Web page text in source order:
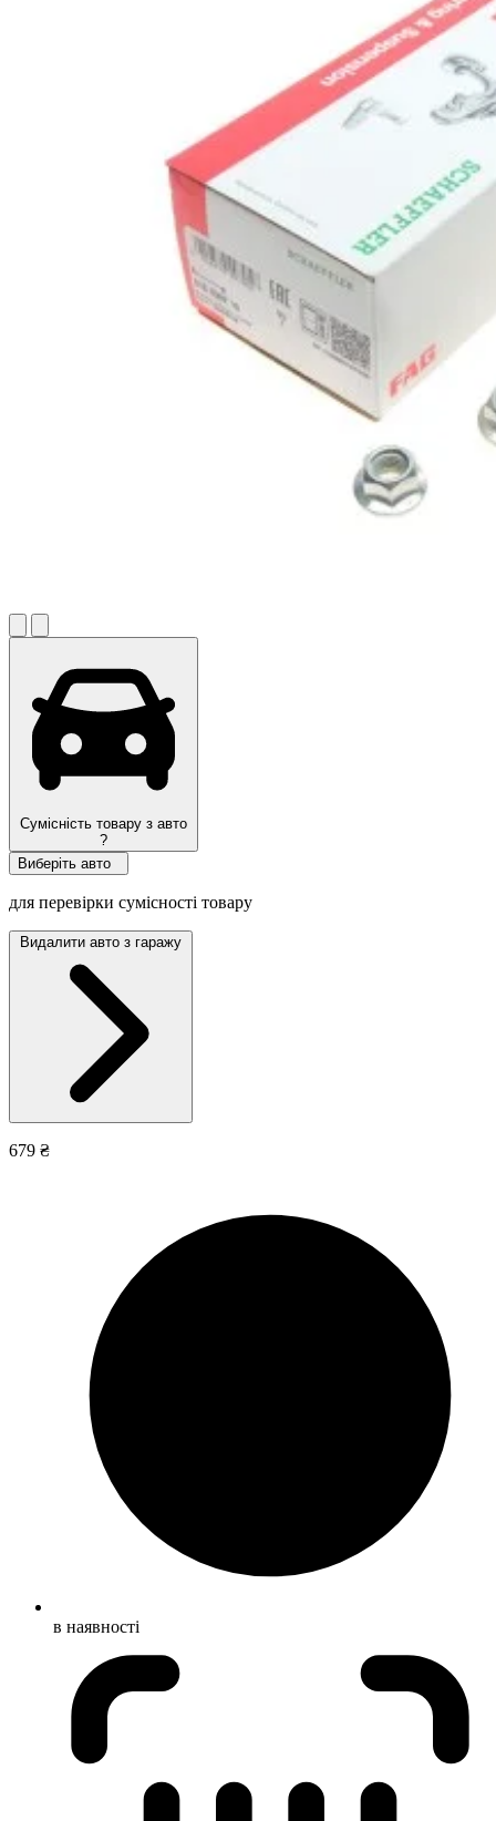
Сумісність товару з авто
?
Виберіть авто
для перевірки сумісності товару
Видалити авто з гаражу
679 ₴
в наявності